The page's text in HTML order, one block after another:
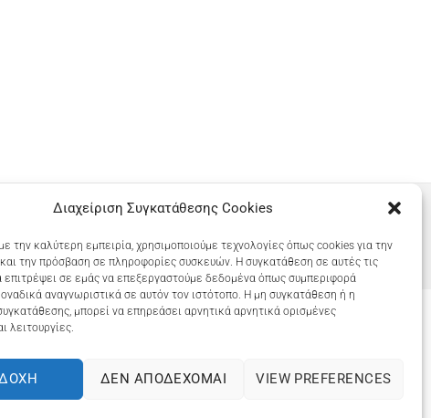
Διαχείριση Συγκατάθεσης Cookies
την καλύτερη εμπειρία, χρησιμοποιούμε τεχνολογίες όπως cookies για την
την πρόσβαση σε πληροφορίες συσκευών. Η συγκατάθεση σε αυτές τις
επιτρέψει σε εμάς να επεξεργαστούμε δεδομένα όπως συμπεριφορά
αναγνωριστικά σε αυτόν τον ιστότοπο. Η μη συγκατάθεση ή η
μπορεί να επηρεάσει αρνητικά αρνητικά ορισμένες
λειτουργίες.
ΔΕΝ ΑΠΟΔΈΧΟΜΑΙ VIEW PREFERENCES
COOKIES (ΕΕ)